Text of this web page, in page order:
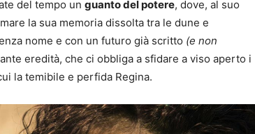
del tempo un guanto del potere, dove, al suo
la sua memoria dissolta tra le dune e
nome e con un futuro già scritto (e non
eredità, che ci obbliga a sfidare a viso aperto i
la temibile e perfida Regina.